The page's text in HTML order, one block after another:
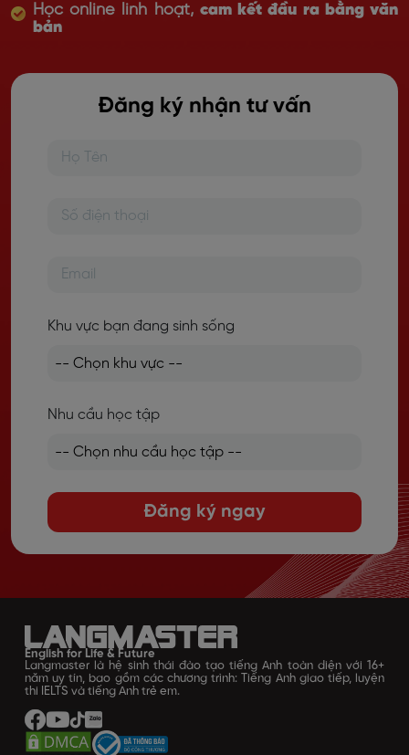
Học online linh hoạt, cam kết đầu ra bằng văn
bản
Đăng ký nhận tư vấn
Khu vực bạn đang sinh sống
Nhu cầu học tập
Đăng ký ngay
English for Life & Future
Langmaster là hệ sinh thái đào tạo tiếng Anh toàn diện với 16+
năm uy tín, bao gồm các chương trình: Tiếng Anh giao tiếp, luyện
thi IELTS và tiếng Anh trẻ em.